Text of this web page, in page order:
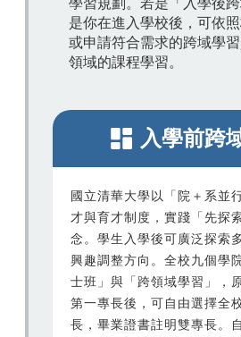
學習規劃。若是「入學後
是你在進入學校後，可依
或申請符合需求的跨域學
領域的課程學習。
入學前跨
國立清華大學以「院＋系並
才與育才制度，實踐「先探
念。學生入學後可廣泛探索
興趣調整方向。全校九個學
士班」與「跨領域學習」，
第一專長後，可自由選擇全
長，畢業證書註明雙專長。